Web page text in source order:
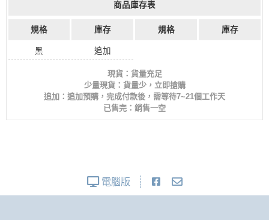
商品庫存表
規格 庫存 規格 庫存
黑 追加
現貨：貨量充足
少量現貨：貨量少，立即搶購
追加：追加預購，完成付款後，需等待7~21個工作天
已售完：銷售一空
電腦版